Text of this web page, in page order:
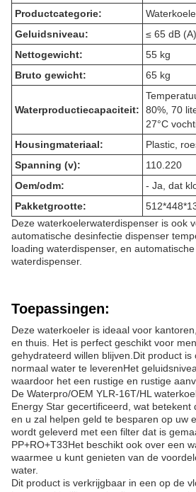
Productcategorie:
Geluidsniveau:
≤ 65 dB (A)
Nettogewicht:
55 kg
Bruto gewicht:
65 kg
Waterproductiecapaciteit:
80%, 70
27°C
Housingmateriaal:
Plastic,
Spanning (v):
110.220
Oem/odm:
- Ja, dat
Pakketgrootte:
Deze waterkoelerwaterdispenser is ook
automatische desinfectie dispenser
loading waterdispenser, en
waterdispenser.
Toepassingen:
Deze waterkoeler is ideaal voor
en thuis. Het is perfect geschikt voor
gehydrateerd willen blijven.Dit product is
normaal water te leverenHet
waardoor het een rustige en rustige
De Waterpro/OEM YLR-16T/HL
Energy Star gecertificeerd, wat betekent
en u zal helpen geld te besparen op uw
wordt geleverd met een filter dat is
PP+RO+T33Het beschikt ook over een
waarmee u kunt genieten van de
water.
Dit product is verkrijgbaar in een op de